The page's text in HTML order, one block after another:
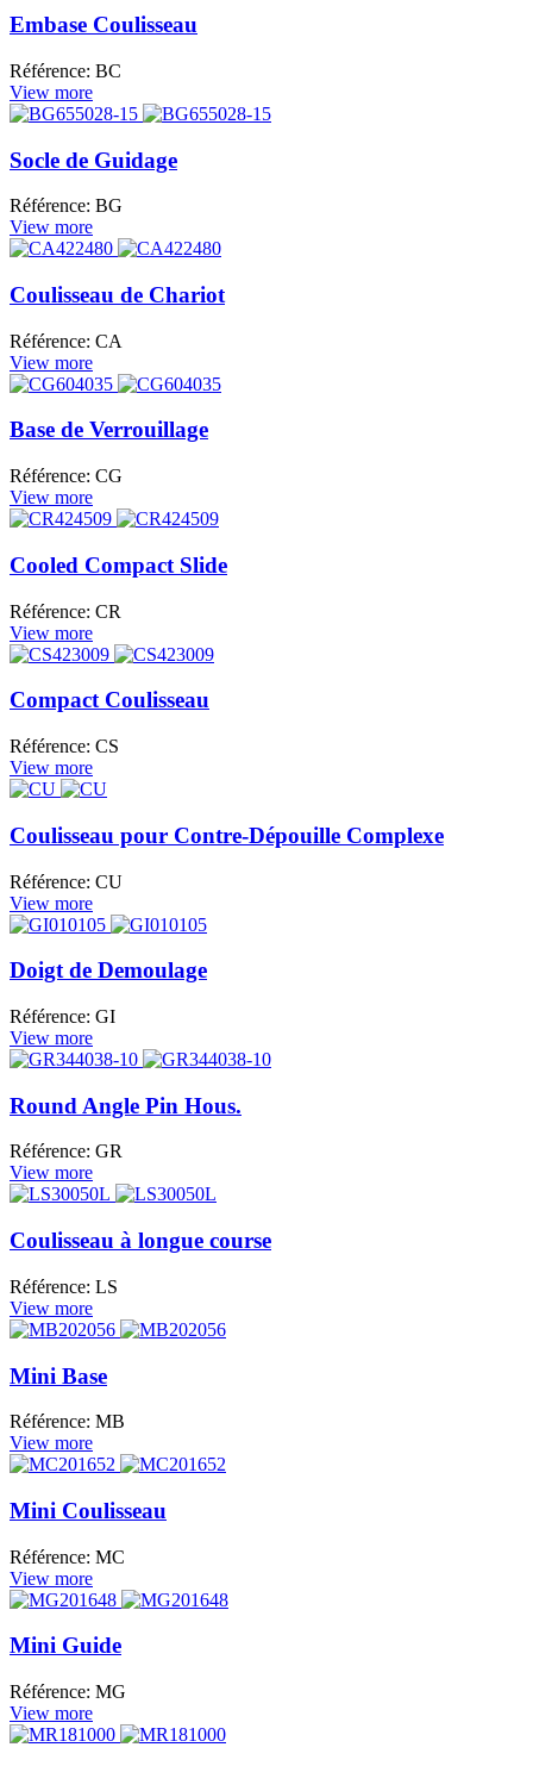
Embase Coulisseau
Référence: BC
View more
Socle de Guidage
Référence: BG
View more
Coulisseau de Chariot
Référence: CA
View more
Base de Verrouillage
Référence: CG
View more
Cooled Compact Slide
Référence: CR
View more
Compact Coulisseau
Référence: CS
View more
Coulisseau pour Contre-Dépouille Complexe
Référence: CU
View more
Doigt de Demoulage
Référence: GI
View more
Round Angle Pin Hous.
Référence: GR
View more
Coulisseau à longue course
Référence: LS
View more
Mini Base
Référence: MB
View more
Mini Coulisseau
Référence: MC
View more
Mini Guide
Référence: MG
View more